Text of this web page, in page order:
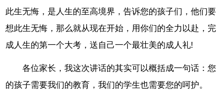
此生无悔，是人生的至高境界，告诉您的孩子们，他们要
想此生无悔，那么就从现在开始，用你们的全力以赴，完
成人生的第一个大考，送自己一个最壮美的成人礼!
各位家长，我这次讲话的其实可以概括成一句话：您
的孩子需要我们的教育，我们的学生也需要您的呵护。